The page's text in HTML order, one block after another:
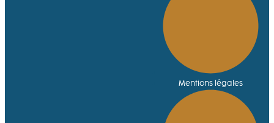
Mentions légales